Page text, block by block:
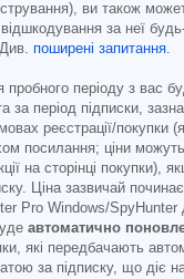
ви також
за неї
поширені запитання.
пробного періоду з вас
за період підписки,
реєстрації/покупки
посилання; ціни можуть
на сторінці покупки),
Ціна зазвичай
Pro Windows/
автоматично
які передбачають
за підписку, що діє